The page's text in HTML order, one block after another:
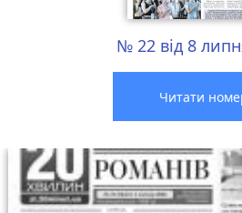
№ 22 від 8
Читати